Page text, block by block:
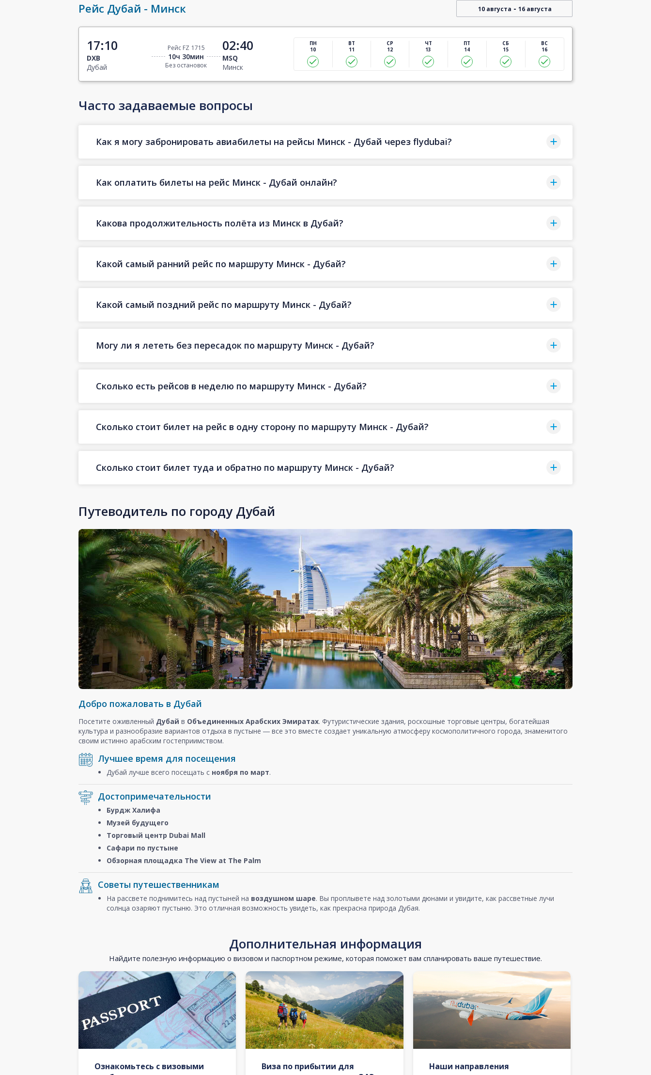
Рейс Дубай - Минск 10 августа - 16 августа
17:10
DXB
Дубай
Рейс FZ 1715
10ч 30мин
Без остановок
02:40
MSQ
Минск
ПН
10
ВТ
11
СР
12
ЧТ
13
ПТ
14
СБ
15
ВС
16
Часто задаваемые вопросы
Как я могу забронировать авиабилеты на рейсы Минск - Дубай через flydubai?
Как оплатить билеты на рейс Минск - Дубай онлайн?
Какова продолжительность полёта из Минск в Дубай?
Какой самый ранний рейс по маршруту Минск - Дубай?
Какой самый поздний рейс по маршруту Минск - Дубай?
Могу ли я лететь без пересадок по маршруту Минск - Дубай?
Сколько есть рейсов в неделю по маршруту Минск - Дубай?
Сколько стоит билет на рейс в одну сторону по маршруту Минск - Дубай?
Сколько стоит билет туда и обратно по маршруту Минск - Дубай?
Путеводитель по городу Дубай
Добро пожаловать в Дубай
Посетите оживленный Дубай в Объединенных Арабских Эмиратах. Футуристические здания, роскошные торговые центры, богатейшая
культура и разнообразие вариантов отдыха в пустыне ― все это вместе создает уникальную атмосферу космополитичного города, знаменитого
своим истинно арабским гостеприимством.
Лучшее время для посещения
Дубай лучше всего посещать с ноября по март.
Достопримечательности
Бурдж Халифа
Музей будущего
Торговый центр Dubai Mall
Сафари по пустыне
Обзорная площадка The View at The Palm
Советы путешественникам
На рассвете поднимитесь над пустыней на воздушном шаре. Вы проплывете над золотыми дюнами и увидите, как рассветные лучи
солнца озаряют пустыню. Это отличная возможность увидеть, как прекрасна природа Дубая.
Дополнительная информация
Найдите полезную информацию о визовом и паспортном режиме, которая поможет вам спланировать ваше путешествие.
Ознакомьтесь с визовыми
Виза по прибытии для
Наши направления